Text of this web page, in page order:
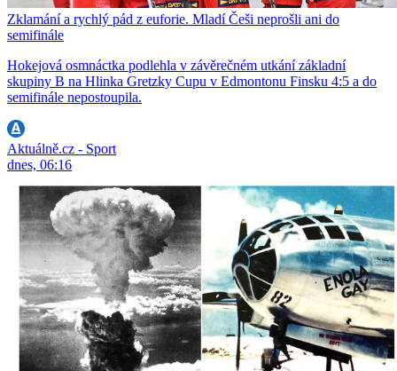
Zklamání a rychlý pád z euforie. Mladí Češi neprošli ani do
semifinále
Hokejová osmnáctka podlehla v závěrečném utkání základní
skupiny B na Hlinka Gretzky Cupu v Edmontonu Finsku 4:5 a do
semifinále nepostoupila.
Aktuálně.cz - Sport
dnes, 06:16